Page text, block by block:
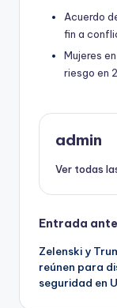
Acuerdo
fin a
Mujeres
riesgo en
admin
Ver todas
de
Entrada
Zelenski y
reúnen para
seguridad en